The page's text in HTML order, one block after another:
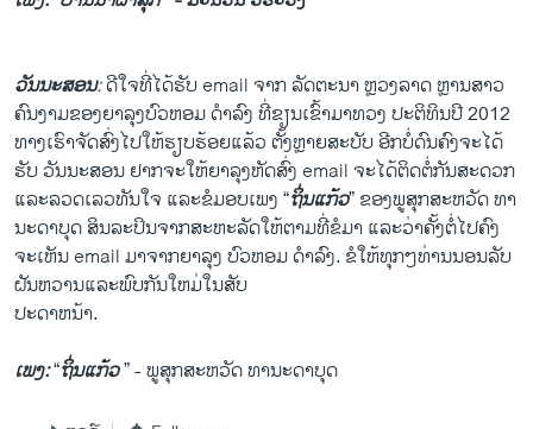
ວັນນະສອນ:ດີ​ໃຈ​ທີ່​ໄດ້​ຮັບ email ຈາກ ລັດຕະນາ ຫຼວງ​ລາດ ຫຼານ​ສາວ​
ຄົນ​ງາມ​ຂອງ​ຍາ​ລຸງ​ບົວ​ຫອມ ​ດໍາລົງ ທີ່​ຂຽນ​ເຂົ້າ​ມາທວ​ງ ປະຕິທິນ​ປີ 2012
ທາງ​ເຮົາ​ຈັດ​ສົ່ງ​ໄປ​ໃຫ້​ຮຽບຮ້ອຍ​ແລ້ວ ຕັ້ງ​ຫຼາຍ​ສະບັບ ອີກ​ບໍ່​ດົນ​ຄົງ​ຈະ​ໄດ້​
ຮັບ ວັນນະ​ສອນ ຢາກ​ຈະ​ໃຫ້​ຍາ​ລຸງ​ຫັດ​ສົ່ງ email ຈະ​ໄດ້​ຕິດ​ຕໍ່​ກັນ​ສະດວກ
​ແລະ​ລວດເລວ​ທັນ​ໃຈ ​ແລະ​ຂໍ​ມອບ​ເພງ “ຖິ່ນ​ແກ້ວ” ຂອງ​ພູສຸກ​ສະຫວັດ ທາ​
ນະ​ດາ​ບຸດ ສິນລະປິນ​ຈາກ​ສະຫະລັດ​ໃຫ້​ຕາມ​ທີ່​ຂໍ​ມາ ​ແລະ​ວ່າ​ຄັ້ງ​ຕໍ່ໄປ​ຄົງ​
ຈະ​ເຫັນ email ມາ​ຈາກ​ຍາ​ລຸງ ບົວ​ຫອມ ດໍາລົງ. ຂໍໃຫ້ທຸກໆ​ທ່ານ​ນອນ​ລັບ​
ຝັນ​ຫວານ​ແລະ​ພົບ​ກັນ​ໃຫມ່​ໃນ​ສັບ
ປະດາ​ຫນ້າ.
ເພງ:“ຖິ່ນ​ແກ້ວ” - ​ພູສຸກ​ສະຫວັດ ທາ​ນະ​ດາ​ບຸດ